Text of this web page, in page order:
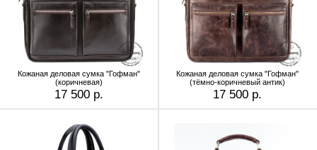
Кожаная деловая сумка "Гофман"
(коричневая)
17 500 р.
Кожаная деловая сумка "Гофман"
(тёмно-коричневый антик)
17 500 р.